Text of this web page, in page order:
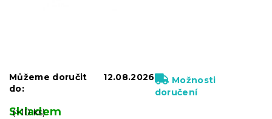
Skladem
(>10 ks)
Můžeme doručit
do:
12.08.2026
Možnosti
doručení